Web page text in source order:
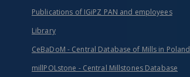
Publications of IGiPZ PAN and employees
Library
CeBaDoM - Central Database of Mills in Poland
millPOLstone - Central Millstones Database